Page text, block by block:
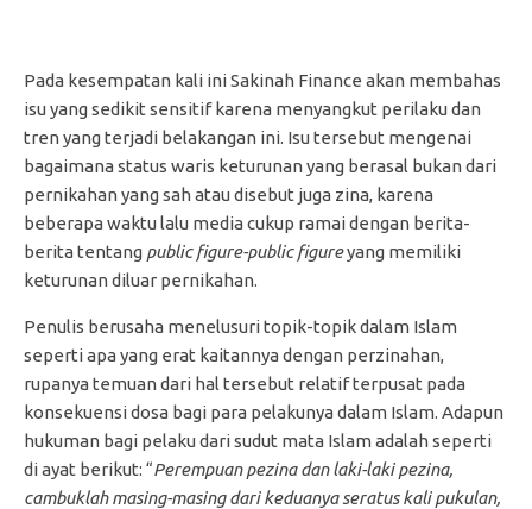
Pada kesempatan kali ini Sakinah Finance akan membahas
isu yang sedikit sensitif karena menyangkut perilaku dan
tren yang terjadi belakangan ini. Isu tersebut mengenai
bagaimana status waris keturunan yang berasal bukan dari
pernikahan yang sah atau disebut juga zina, karena
beberapa waktu lalu media cukup ramai dengan berita-
berita tentang public figure-public figureyang memiliki
keturunan diluar pernikahan.
Penulis berusaha menelusuri topik-topik dalam Islam
seperti apa yang erat kaitannya dengan perzinahan,
rupanya temuan dari hal tersebut relatif terpusat pada
konsekuensi dosa bagi para pelakunya dalam Islam. Adapun
hukuman bagi pelaku dari sudut mata Islam adalah seperti
di ayat berikut: “Perempuan pezina dan laki-laki pezina,
cambuklah masing-masing dari keduanya seratus kali pukulan,